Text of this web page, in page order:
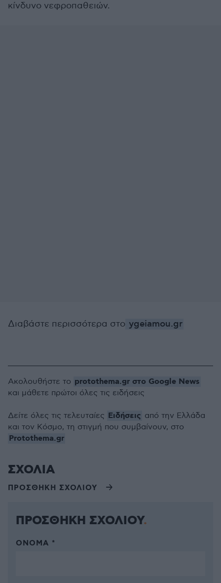
κίνδυνο νεφροπαθειών.
Διαβάστε περισσότερα στο ygeiamou.gr
Ακολουθήστε το protothema.gr στο Google News
και μάθετε πρώτοι όλες τις ειδήσεις
Δείτε όλες τις τελευταίες Ειδήσεις από την Ελλάδα
και τον Κόσμο, τη στιγμή που συμβαίνουν, στο
Protothema.gr
ΣΧΟΛΙΑ
ΠΡΟΣΘΗΚΗ ΣΧΟΛΙΟΥ
ΠΡΟΣΘΗΚΗ ΣΧΟΛΙΟΥ
ΌΝΟΜΑ *